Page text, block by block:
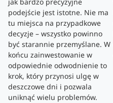
podejście jest istotne. Nie ma
tu miejsca na przypadkowe
decyzje – wszystko powinno
być starannie przemyślane. W
końcu zainwestowanie w
odpowiednie odwodnienie to
krok, który przynosi ulgę w
deszczowe dni i pozwala
uniknąć wielu problemów.